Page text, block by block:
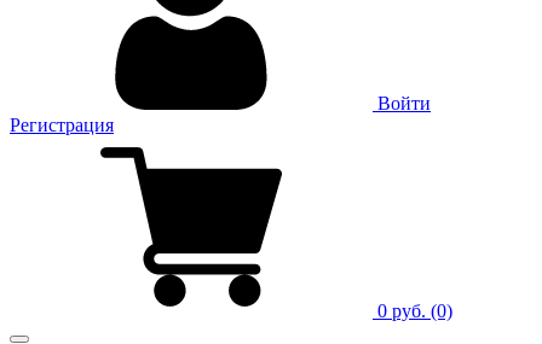
Войти
Регистрация
0 руб. (0)